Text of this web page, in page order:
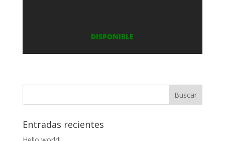
DISPONIBLE
Entradas recientes